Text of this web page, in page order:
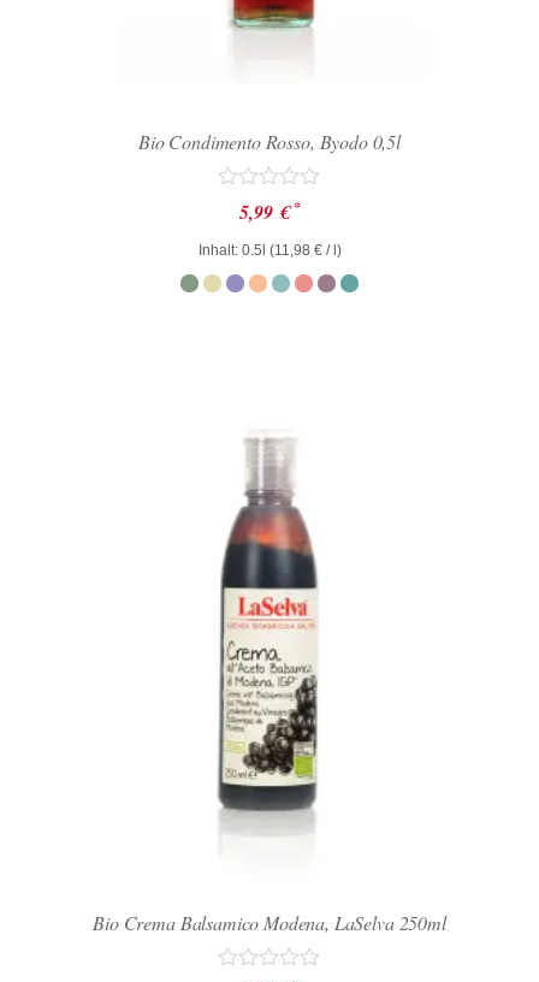
Bio Condimento Rosso, Byodo 0,5l
Bewertet
mit
0
von
5
5,99 € *
Inhalt: 0.5l (11,98 €/ l)
Bio Crema Balsamico Modena, LaSelva 250ml